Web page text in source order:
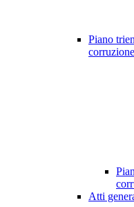
Piano
Atti